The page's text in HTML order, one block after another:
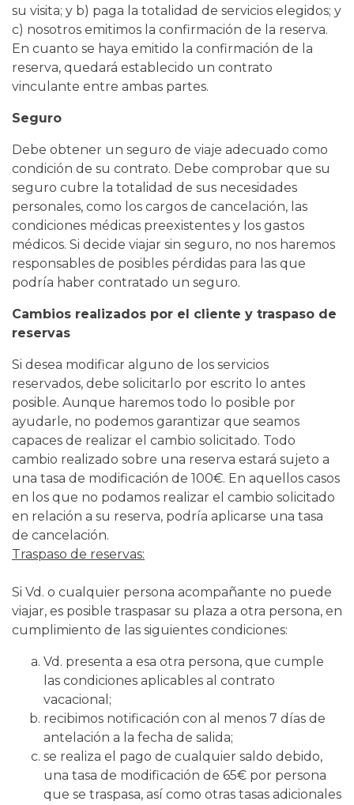
su visita; y b) paga la totalidad de servicios elegidos; y
c) nosotros emitimos la confirmación de la reserva.
En cuanto se haya emitido la confirmación de la
reserva, quedará establecido un contrato
vinculante entre ambas partes.
Seguro
Debe obtener un seguro de viaje adecuado como
condición de su contrato. Debe comprobar que su
seguro cubre la totalidad de sus necesidades
personales, como los cargos de cancelación, las
condiciones médicas preexistentes y los gastos
médicos. Si decide viajar sin seguro, no nos haremos
responsables de posibles pérdidas para las que
podría haber contratado un seguro.
Cambios realizados por el cliente y traspaso de
reservas
Si desea modificar alguno de los servicios
reservados, debe solicitarlo por escrito lo antes
posible. Aunque haremos todo lo posible por
ayudarle, no podemos garantizar que seamos
capaces de realizar el cambio solicitado. Todo
cambio realizado sobre una reserva estará sujeto a
una tasa de modificación de 100€. En aquellos casos
en los que no podamos realizar el cambio solicitado
en relación a su reserva, podría aplicarse una tasa
de cancelación.
Traspaso de reservas:
Si Vd. o cualquier persona acompañante no puede
viajar, es posible traspasar su plaza a otra persona, en
cumplimiento de las siguientes condiciones:
Vd. presenta a esa otra persona, que cumple
las condiciones aplicables al contrato
vacacional;
recibimos notificación con al menos 7 días de
antelación a la fecha de salida;
se realiza el pago de cualquier saldo debido,
una tasa de modificación de 65€ por persona
que se traspasa, así como otras tasas adicionales